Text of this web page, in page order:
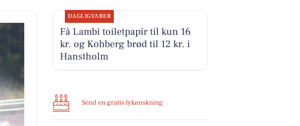
DAGLIGVARER
Få Lambi toiletpapir til kun 16
kr. og Kohberg brød til 12 kr. i
Hanstholm
Send en gratis lykønskning